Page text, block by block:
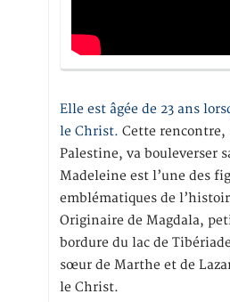
Elle est âgée de 23 ans
le Christ. Cette
Palestine, va bouleverser
Madeleine est l’une des
emblématiques de
Originaire de Magdala,
bordure du lac de
sœur de Marthe et de
le Christ.